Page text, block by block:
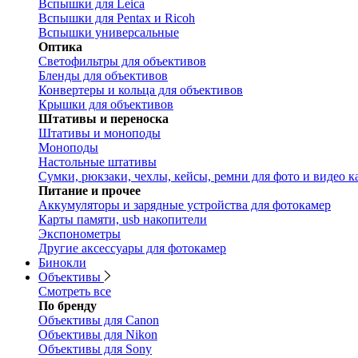
Вспышки для Leica
Вспышки для Pentax и Ricoh
Вспышки универсальные
Оптика
Светофильтры для объективов
Бленды для объективов
Конвертеры и кольца для объективов
Крышки для объективов
Штативы и переноска
Штативы и моноподы
Моноподы
Настольные штативы
Сумки, рюкзаки, чехлы, кейсы, ремни для фото и видео
Питание и прочее
Аккумуляторы и зарядные устройства для фотокамер
Карты памяти, usb накопители
Экспонометры
Другие аксессуары для фотокамер
Бинокли
Объективы
Смотреть все
По бренду
Объективы для Canon
Объективы для Nikon
Объективы для Sony